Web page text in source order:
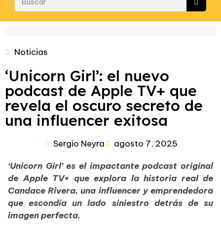
Noticias
‘Unicorn Girl’: el nuevo
podcast de Apple TV+ que
revela el oscuro secreto de
una influencer exitosa
Sergio Neyra agosto 7, 2025
‘Unicorn Girl’ es el impactante podcast original
de Apple TV+ que explora la historia real de
Candace Rivera, una influencer y emprendedora
que escondía un lado siniestro detrás de su
imagen perfecta.